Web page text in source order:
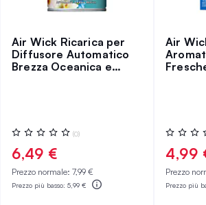
Air Wick Ricarica per
Diffusore Automatico
Brezza Oceanica e
Valutazione:
0%
(0)
6,49 €
Prezzo normale: 7,99 €
Prezzo più basso: 5,99 €
Air
0%
4,99
Prezzo
Prezzo più